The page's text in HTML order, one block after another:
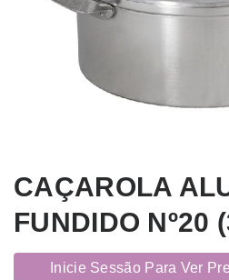
CAÇAROLA
FUNDIDO Nº20
Inicie Sessão Para Ver